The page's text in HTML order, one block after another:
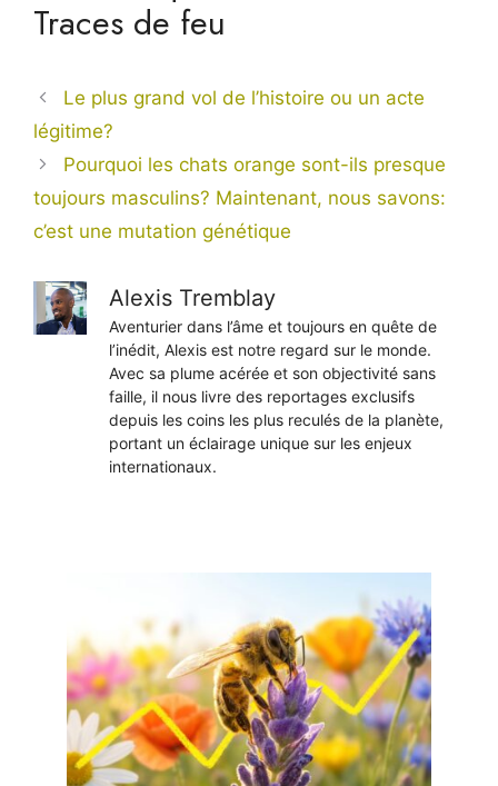
Traces de feu
Le plus grand vol de l’histoire ou un acte
légitime?
Pourquoi les chats orange sont-ils presque
toujours masculins? Maintenant, nous savons:
c’est une mutation génétique
Alexis Tremblay
Aventurier dans l’âme et toujours en quête de
l’inédit, Alexis est notre regard sur le monde.
Avec sa plume acérée et son objectivité sans
faille, il nous livre des reportages exclusifs
depuis les coins les plus reculés de la planète,
portant un éclairage unique sur les enjeux
internationaux.